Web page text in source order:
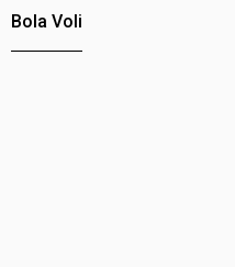
Bola Voli